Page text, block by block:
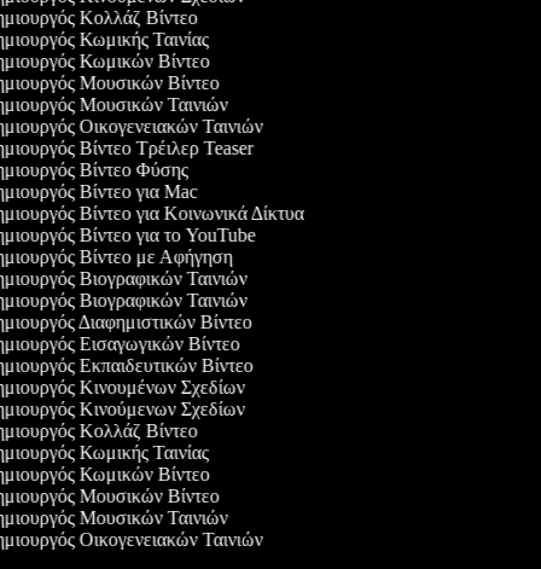
Κολλάζ Βίντεο
Κωμικής Ταινίας
Κωμικών Βίντεο
Μουσικών Βίντεο
Μουσικών Ταινιών
Οικογενειακών Ταινιών
Βίντεο Τρέιλερ Teaser
Βίντεο Φύσης
Βίντεο για Mac
Βίντεο για Κοινωνικά Δίκτυα
Βίντεο για το YouTube
Βίντεο με Αφήγηση
Βιογραφικών Ταινιών
Βιογραφικών Ταινιών
Διαφημιστικών Βίντεο
Εισαγωγικών Βίντεο
Εκπαιδευτικών Βίντεο
Κινουμένων Σχεδίων
Κινούμενων Σχεδίων
Κολλάζ Βίντεο
Κωμικής Ταινίας
Κωμικών Βίντεο
Μουσικών Βίντεο
Μουσικών Ταινιών
Οικογενειακών Ταινιών